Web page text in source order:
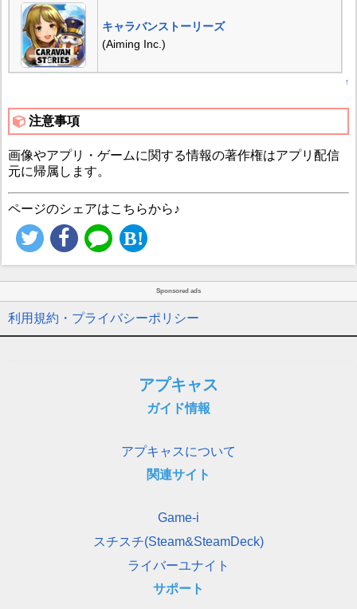
キャラバンストーリーズ
(Aiming Inc.)
↑
注意事項
画像やアプリ・ゲームに関する情報の著作権はアプリ配信
元に帰属します。
ページのシェアはこちらから♪
Sponsored ads
利用規約・プライバシーポリシー
アプキャス
ガイド情報
アプキャスについて
関連サイト
Game-i
スチスチ(Steam&SteamDeck)
ライバーユナイト
サポート